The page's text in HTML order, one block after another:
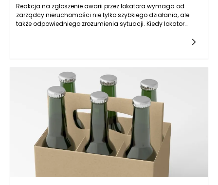
Reakcja na zgłoszenie awarii przez lokatora wymaga od
zarządcy nieruchomości nie tylko szybkiego działania, ale
także odpowiedniego zrozumienia sytuacji. Kiedy lokator
niezbędnych informacji. Zarządca powinien zwrócić uwagę
działań oraz określić, czy konieczna jest interwencja
specjalisty, czy awaria może być rozwiązana zdalnie.
Równocześnie, ważne jest, aby zarządca okazał empatię i
zrozumienie dla lokatora, który może odczuwać stres
związany z daną sytuacją. Takie podejście buduje zaufanie i
pokazuje, że zarządzanie nieruchomościami Poznań nie
polega jedynie na sprawnym administrowaniu, ale także na
tworzeniu relacji z mieszkańcami.